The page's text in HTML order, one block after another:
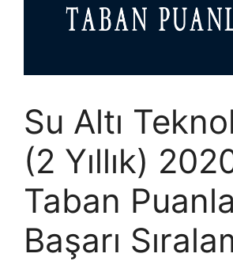
Su Altı
(2 Yıllık)
Taban
Başarı